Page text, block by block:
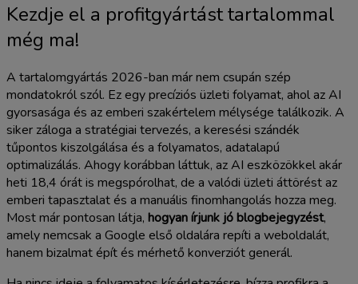
Kezdje el a profitgyártást tartalommal
még ma!
A tartalomgyártás 2026-ban már nem csupán szép
mondatokról szól. Ez egy precíziós üzleti folyamat, ahol az AI
gyorsasága és az emberi szakértelem mélysége találkozik. A
siker záloga a stratégiai tervezés, a keresési szándék
tűpontos kiszolgálása és a folyamatos, adatalapú
optimalizálás. Ahogy korábban láttuk, az AI eszközökkel akár
heti 18,4 órát is megspórolhat, de a valódi üzleti áttörést az
emberi tapasztalat és a manuális finomhangolás hozza meg.
Most már pontosan látja, hogyan írjunk jó blogbejegyzést,
amely nemcsak a Google első oldalára repíti a weboldalát,
hanem bizalmat épít és mérhető konverziót generál.